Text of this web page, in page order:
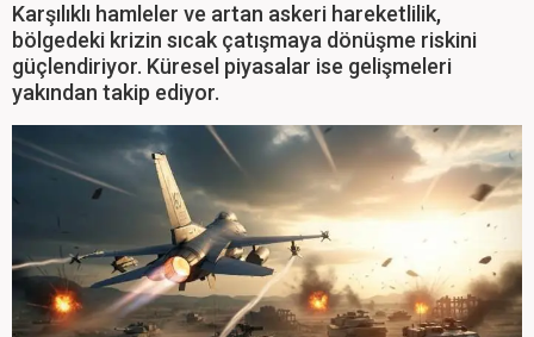
Karşılıklı hamleler ve artan askeri hareketlilik,
bölgedeki krizin sıcak çatışmaya dönüşme riskini
güçlendiriyor. Küresel piyasalar ise gelişmeleri
yakından takip ediyor.